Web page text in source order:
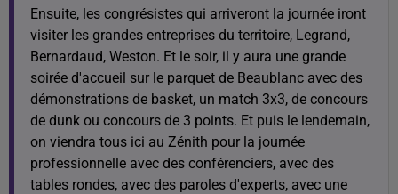
Ensuite, les congrésistes qui arriveront la journée iront
visiter les grandes entreprises du territoire, Legrand,
Bernardaud, Weston. Et le soir, il y aura une grande
soirée d'accueil sur le parquet de Beaublanc avec des
démonstrations de basket, un match 3x3, de concours
de dunk ou concours de 3 points. Et puis le lendemain,
on viendra tous ici au Zénith pour la journée
professionnelle avec des conférenciers, avec des
tables rondes, avec des paroles d'experts, avec une